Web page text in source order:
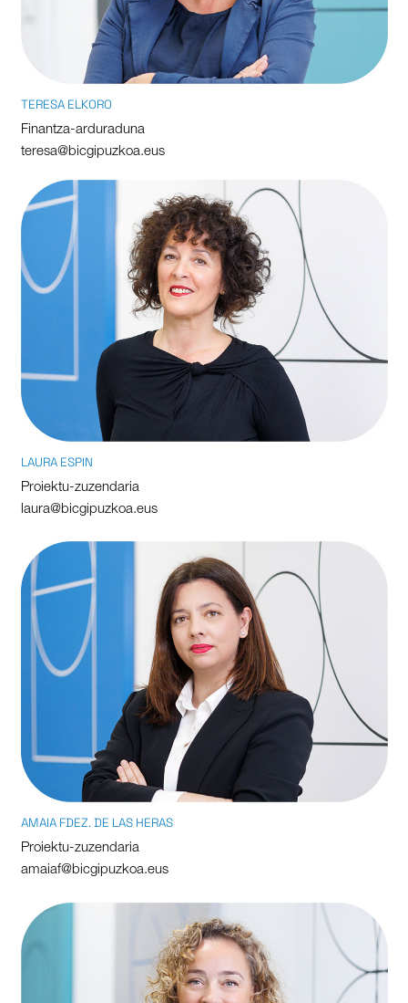
TERESA ELKORO
Finantza-arduraduna
teresa@bicgipuzkoa.eus
LAURA ESPIN
Proiektu-zuzendaria
laura@bicgipuzkoa.eus
AMAIA FDEZ. DE LAS HERAS
Proiektu-zuzendaria
amaiaf@bicgipuzkoa.eus